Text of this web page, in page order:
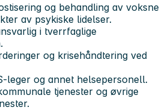
og behandling av voksne
av psykiske lidelser.
i tverrfaglige
og krisehåndtering ved
leger og annet helsepersonell.
tjenester og øvrige